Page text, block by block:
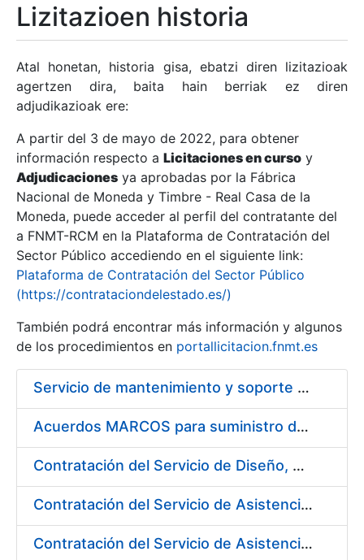
Erakutsi/Ezkutatu
Erakutsi/Ezkutatu
Erakutsi/Ezkutatu
Erakutsi/Ezkutatu
Erakutsi/Ezkutatu
Lizitazioen historia
Atal honetan, historia gisa, ebatzi diren lizitazioak
agertzen dira, baita hain berriak ez diren
adjudikazioak ere:
A partir del 3 de mayo de 2022, para obtener
información respecto a Licitaciones en curso y
Adjudicaciones ya aprobadas por la Fábrica
Nacional de Moneda y Timbre - Real Casa de la
Moneda, puede acceder al perfil del contratante del
a FNMT-RCM en la Plataforma de Contratación del
Sector Público accediendo en el siguiente link:
Plataforma de Contratación del Sector Público
(https://contrataciondelestado.es/)
También podrá encontrar más información y algunos
de los procedimientos en portallicitacion.fnmt.es
Servicio de mantenimiento y soporte Sistema SIEM
Acuerdos MARCOS para suministro de material de ferretería
Contratación del Servicio de Diseño, Construcción, Montaje y Desmontaje de Stands para diferentes Ferias y Jornadas Nacionales e Internacionales
Contratación del Servicio de Asistencia Técnica en Obras Menores para Fábrica de Papel
Contratación del Servicio de Asistencia Técnica Mecánica para Fábrica de Papel de Burgos